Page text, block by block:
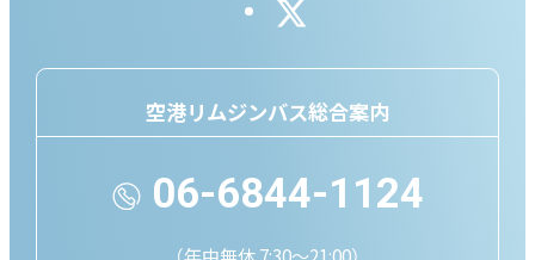
空港リムジンバス総合案内
06-6844-1124